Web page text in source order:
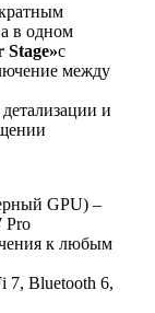
в одном
с
между
и
GPU) –
Pro
к любым
7, Bluetooth 6,